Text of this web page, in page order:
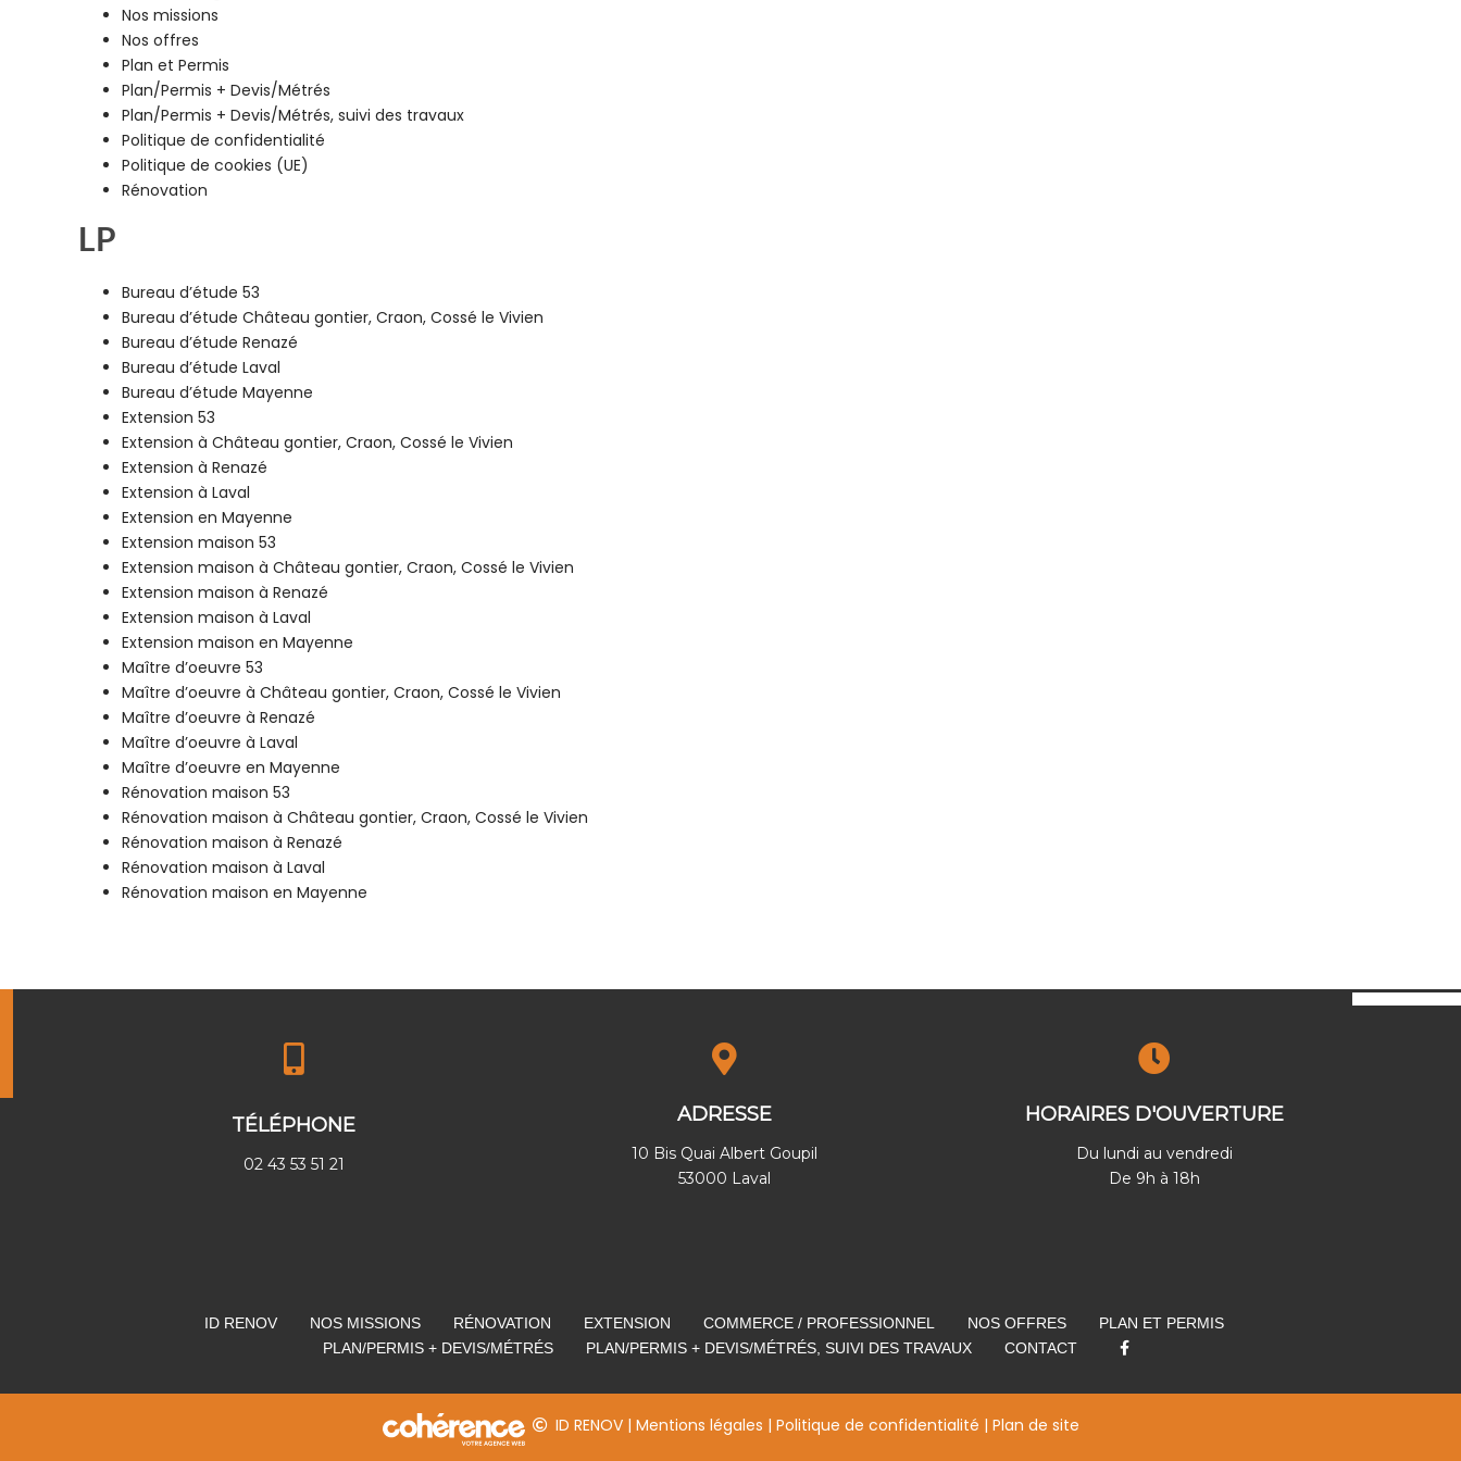
Nos missions
Nos offres
Plan et Permis
Plan/Permis + Devis/Métrés
Plan/Permis + Devis/Métrés, suivi des travaux
Politique de confidentialité
Politique de cookies (UE)
Rénovation
LP
Bureau d’étude 53
Bureau d’étude Château gontier, Craon, Cossé le Vivien
Bureau d’étude Renazé
Bureau d’étude Laval
Bureau d’étude Mayenne
Extension 53
Extension à Château gontier, Craon, Cossé le Vivien
Extension à Renazé
Extension à Laval
Extension en Mayenne
Extension maison 53
Extension maison à Château gontier, Craon, Cossé le Vivien
Extension maison à Renazé
Extension maison à Laval
Extension maison en Mayenne
Maître d’oeuvre 53
Maître d’oeuvre à Château gontier, Craon, Cossé le Vivien
Maître d’oeuvre à Renazé
Maître d’oeuvre à Laval
Maître d’oeuvre en Mayenne
Rénovation maison 53
Rénovation maison à Château gontier, Craon, Cossé le Vivien
Rénovation maison à Renazé
Rénovation maison à Laval
Rénovation maison en Mayenne
TÉLÉPHONE
02 43 53 51 21
ADRESSE
10 Bis Quai Albert Goupil
53000 Laval
HORAIRES D'OUVERTURE
Du lundi au vendredi
De 9h à 18h
ID RENOV NOS MISSIONS RÉNOVATION EXTENSION COMMERCE / PROFESSIONNEL NOS OFFRES
PLAN ET PERMIS
PLAN/PERMIS + DEVIS/MÉTRÉS
PLAN/PERMIS + DEVIS/MÉTRÉS, SUIVI DES TRAVAUX CONTACT
ID RENOV| Mentions légales | Politique de confidentialité | Plan de site